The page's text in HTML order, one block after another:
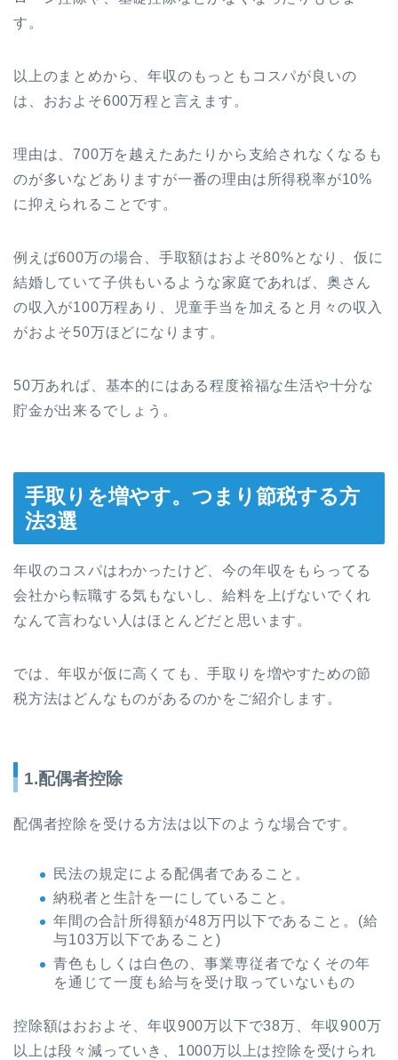
す。
以上のまとめから、年収のもっともコスパが良いの
は、おおよそ600万程と言えます。
理由は、700万を越えたあたりから支給されなくなるも
のが多いなどありますが一番の理由は所得税率が10%
に抑えられることです。
例えば600万の場合、手取額はおよそ80%となり、仮に
結婚していて子供もいるような家庭であれば、奥さん
の収入が100万程あり、児童手当を加えると月々の収入
がおよそ50万ほどになります。
50万あれば、基本的にはある程度裕福な生活や十分な
貯金が出来るでしょう。
手取りを増やす。つまり節税する方
法3選
年収のコスパはわかったけど、今の年収をもらってる
会社から転職する気もないし、給料を上げないでくれ
なんて言わない人はほとんどだと思います。
では、年収が仮に高くても、手取りを増やすための節
税方法はどんなものがあるのかをご紹介します。
1.配偶者控除
配偶者控除を受ける方法は以下のような場合です。
民法の規定による配偶者であること。
納税者と生計を一にしていること。
年間の合計所得額が48万円以下であること。(給
与103万以下であること)
青色もしくは白色の、事業専従者でなくその年
を通じて一度も給与を受け取っていないもの
控除額はおおよそ、年収900万以下で38万、年収900万
以上は段々減っていき、1000万以上は控除を受けられ